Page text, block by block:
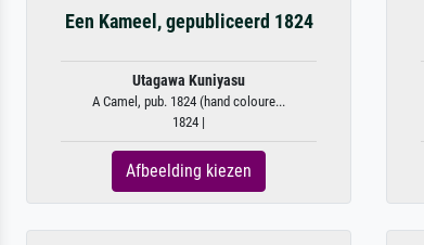
Een Kameel, gepubliceerd 1824
Utagawa Kuniyasu
A Camel, pub. 1824 (hand coloure...
1824 |
Afbeelding kiezen